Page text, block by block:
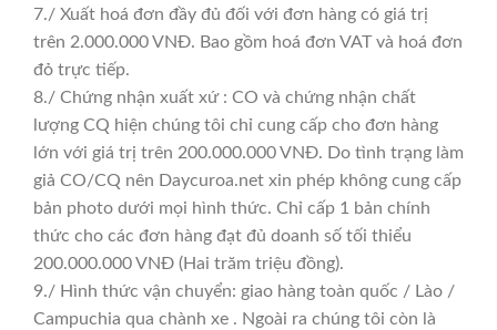
7./ Xuất hoá đơn đầy đủ đối với đơn hàng có giá trị
trên 2.000.000 VNĐ. Bao gồm hoá đơn VAT và hoá đơn
đỏ trực tiếp.
8./ Chứng nhận xuất xứ : CO và chứng nhận chất
lượng CQ hiện chúng tôi chỉ cung cấp cho đơn hàng
lớn với giá trị trên 200.000.000 VNĐ. Do tình trạng làm
giả CO/CQ nên Daycuroa.net xin phép không cung cấp
bản photo dưới mọi hình thức. Chỉ cấp 1 bản chính
thức cho các đơn hàng đạt đủ doanh số tối thiểu
200.000.000 VNĐ (Hai trăm triệu đồng).
9./ Hình thức vận chuyển: giao hàng toàn quốc / Lào /
Campuchia qua chành xe . Ngoài ra chúng tôi còn là